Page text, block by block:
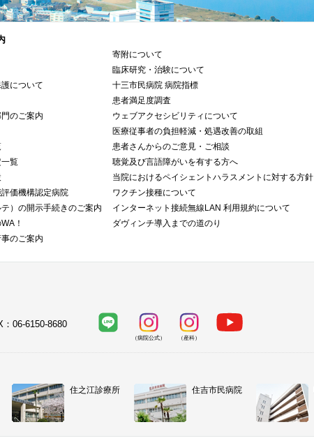
について
のご案内
覧
価機構認定病院
）の開示手続きのご案内
！
のご案内
寄附について
臨床研究・治験について
十三市民病院 病院指標
患者満足度調査
ウェブアクセシビリティについて
医療従事者の負担軽減・処遇改善の取組
患者さんからのご意見・ご相談
聴覚及び言語障がいを有する方へ
当院におけるペイシェントハラスメントに対する方針
ワクチン接種について
インターネット接続無線LAN 利用規約について
ダヴィンチ導入までの道のり
06-6150-8680
（病院公式） （産科）
住之江診療所 住吉市民病院